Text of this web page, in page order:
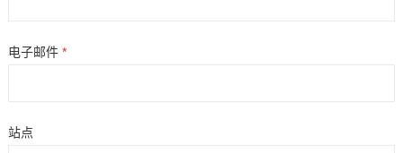
电子邮件 *
站点